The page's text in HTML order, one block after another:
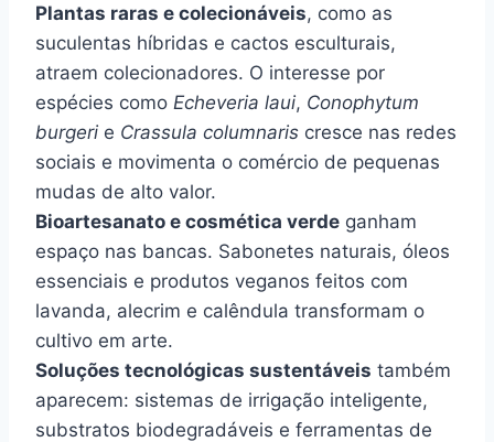
Plantas raras e colecionáveis, como as
suculentas híbridas e cactos esculturais,
atraem colecionadores. O interesse por
espécies como Echeveria laui, Conophytum
burgeri e Crassula columnaris cresce nas redes
sociais e movimenta o comércio de pequenas
mudas de alto valor.
Bioartesanato e cosmética verde ganham
espaço nas bancas. Sabonetes naturais, óleos
essenciais e produtos veganos feitos com
lavanda, alecrim e calêndula transformam o
cultivo em arte.
Soluções tecnológicas sustentáveis também
aparecem: sistemas de irrigação inteligente,
substratos biodegradáveis e ferramentas de